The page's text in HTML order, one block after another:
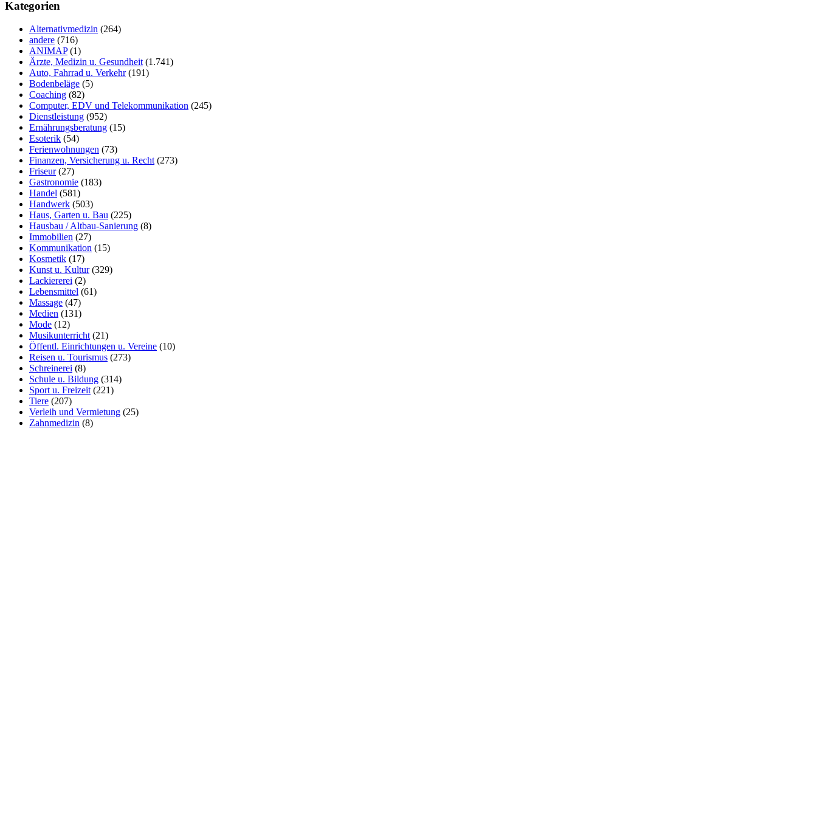
Kategorien
Alternativmedizin (264)
andere (716)
ANIMAP(1)
Ärzte, Medizin u. Gesundheit (1.741)
Auto, Fahrrad u. Verkehr(191)
Bodenbeläge (5)
Coaching (82)
Computer, EDV und Telekommunikation (245)
Dienstleistung (952)
Ernährungsberatung (15)
Esoterik (54)
Ferienwohnungen (73)
Finanzen, Versicherung u. Recht (273)
Friseur(27)
Gastronomie (183)
Handel (581)
Handwerk (503)
Haus, Garten u. Bau (225)
Hausbau / Altbau-Sanierung (8)
Immobilien (27)
Kommunikation (15)
Kosmetik (17)
Kunst u. Kultur(329)
Lackiererei (2)
Lebensmittel (61)
Massage (47)
Medien (131)
Mode (12)
Musikunterricht (21)
Öffentl. Einrichtungen u. Vereine (10)
Reisen u. Tourismus (273)
Schreinerei (8)
Schule u. Bildung (314)
Sport u. Freizeit (221)
Tiere (207)
Verleih und Vermietung (25)
Zahnmedizin (8)